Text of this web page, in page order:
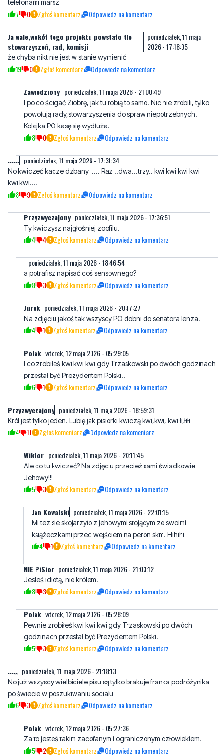
telefonami marsz
7 0 Zgłoś komentarz Odpowiedz na komentarz
Ja wale,wokół tego projektu powstało tle
stowarzyszeń, rad, komisji
poniedziałek, 11 maja
2026 - 17:18:05
że chyba nikt nie jest w stanie wymienić.
19 0 Zgłoś komentarz Odpowiedz na komentarz
Zawiedziony poniedziałek, 11 maja 2026 - 21:00:49
I po co ścigać Ziobrę, jak tu robią to samo. Nic nie zrobili, tylko
powołują rady,stowarzyszenia do spraw niepotrzebnych.
Kolejka PO kasę się wydłuża.
8 0 Zgłoś komentarz Odpowiedz na komentarz
...... poniedziałek, 11 maja 2026 - 17:31:34
No kwiczeć kacze dzbany ..... Raz ..dwa...trzy.. kwi kwi kwi kwi
kwi kwi....
8 9 Zgłoś komentarz Odpowiedz na komentarz
Przyzwyczajony poniedziałek, 11 maja 2026 - 17:36:51
Ty kwiczysz najgłośniej zoofilu.
4 4 Zgłoś komentarz Odpowiedz na komentarz
poniedziałek, 11 maja 2026 - 18:46:54
a potrafisz napisać coś sensownego?
8 3 Zgłoś komentarz Odpowiedz na komentarz
Jurek poniedziałek, 11 maja 2026 - 20:17:27
Na zdjęciu jakoś tak wszyscy PO dobni do senatora lenza.
4 1 Zgłoś komentarz Odpowiedz na komentarz
Polak wtorek, 12 maja 2026 - 05:29:05
I co zrobiłeś kwi kwi kwi gdy Trzaskowski po dwóch godzinach
przestał być Prezydentem Polski..
6 1 Zgłoś komentarz Odpowiedz na komentarz
Przyzwyczajony poniedziałek, 11 maja 2026 - 18:59:31
Król jest tylko jeden. Lubię jak pisiorki kwiczą kwi,kwi, kwi łi,łiłi
4 11 Zgłoś komentarz Odpowiedz na komentarz
Wiktor poniedziałek, 11 maja 2026 - 20:11:45
Ale co tu kwiczeć? Na zdjęciu przecież sami świadkowie
Jehowy!!!
5 3 Zgłoś komentarz Odpowiedz na komentarz
Jan Kowalski poniedziałek, 11 maja 2026 - 22:01:15
Mi tez sie skojarzyło z jehowymi stojącym ze swoimi
książeczkami przed wejściem na peron skm. Hihihi
4 1 Zgłoś komentarz Odpowiedz na komentarz
NIE PiSior poniedziałek, 11 maja 2026 - 21:03:12
Jesteś idiotą, nie królem.
8 3 Zgłoś komentarz Odpowiedz na komentarz
Polak wtorek, 12 maja 2026 - 05:28:09
Pewnie zrobiłeś kwi kwi kwi gdy Trzaskowski po dwóch
godzinach przestał być Prezydentem Polski.
5 3 Zgłoś komentarz Odpowiedz na komentarz
...,, poniedziałek, 11 maja 2026 - 21:18:13
No już wszyscy wielbiciele pisu są tylko brakuje franka podróżynika
po świecie w poszukiwaniu socialu
6 3 Zgłoś komentarz Odpowiedz na komentarz
Polak wtorek, 12 maja 2026 - 05:27:36
Za to jesteś takim zacofanym i ograniczonym człowiekiem.
5 2 Zgłoś komentarz Odpowiedz na komentarz